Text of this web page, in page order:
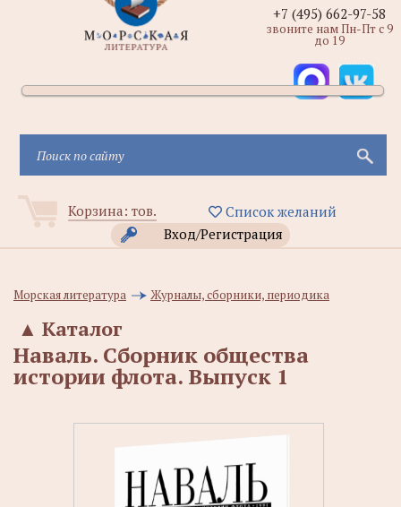
Корзина: тов.
Список желаний
Вход/Регистрация
+7 (495) 662-97-58
звоните нам Пн-Пт с 9
до 19
Морская литература Журналы, сборники, периодика
Каталог
▲
Наваль. Сборник общества
истории флота. Выпуск 1